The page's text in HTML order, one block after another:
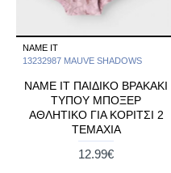
NAME IT
13232987 MAUVE SHADOWS
NAME IT ΠΑΙΔΙΚΟ ΒΡΑΚΑΚΙ
ΤΥΠΟΥ ΜΠΟΞΕΡ
ΑΘΛΗΤΙΚΟ ΓΙΑ ΚΟΡΙΤΣΙ 2
ΤΕΜΑΧΙΑ
12.99€